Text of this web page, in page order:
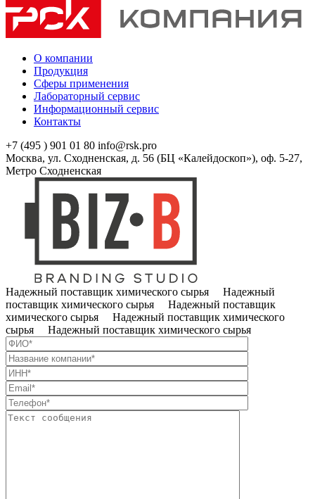
О компании
Продукция
Сферы применения
Лабораторный сервис
Информационный сервис
Контакты
+7 (495 ) 901 01 80 info@rsk.pro
Москва, ул. Сходненская, д. 56 (БЦ «Калейдоскоп»), оф. 5-27,
Метро Сходненская
Надежный поставщик химического сырья Надежный
поставщик химического сырья Надежный поставщик
химического сырья Надежный поставщик химического
сырья Надежный поставщик химического сырья